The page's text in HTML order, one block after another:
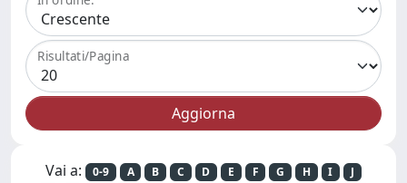
Risultati/Pagina
Vai a: 0-9 A B C D E F G H I
J